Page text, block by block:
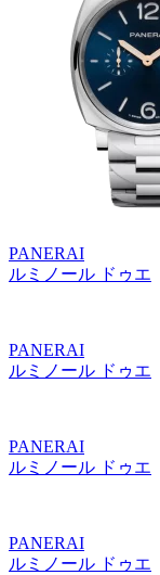
PANERAI
ルミノール ドゥエ
PANERAI
ルミノール ドゥエ
PANERAI
ルミノール ドゥエ
PANERAI
ルミノール ドゥエ